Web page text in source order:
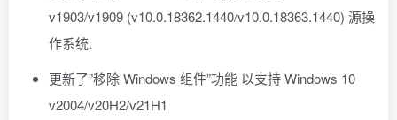
v1903/v1909 (v10.0.18362.1440/v10.0.18363.1440) 源操
作系统.
更新了”移除 Windows 组件”功能 以支持 Windows 10
v2004/v20H2/v21H1